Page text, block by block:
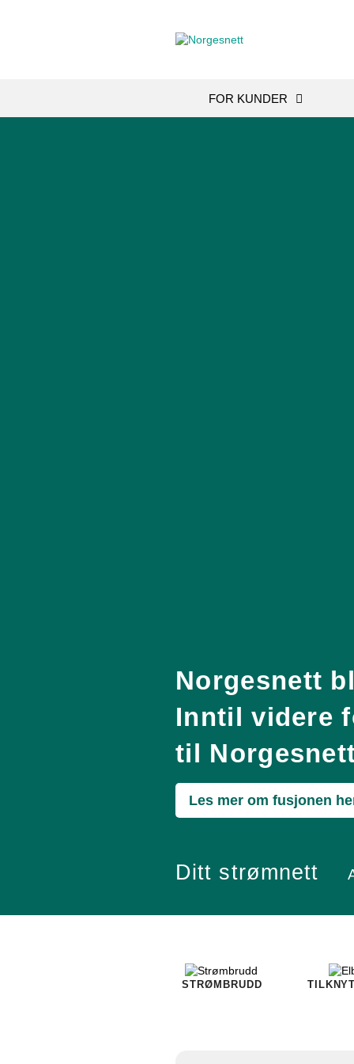
FOR KUNDER
Norgesnett
Inntil videre
til
Les mer om fusjonen
Ditt strømnett
STRØMBRUDD